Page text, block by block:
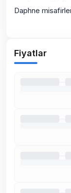
Daphne
Fiyatlar